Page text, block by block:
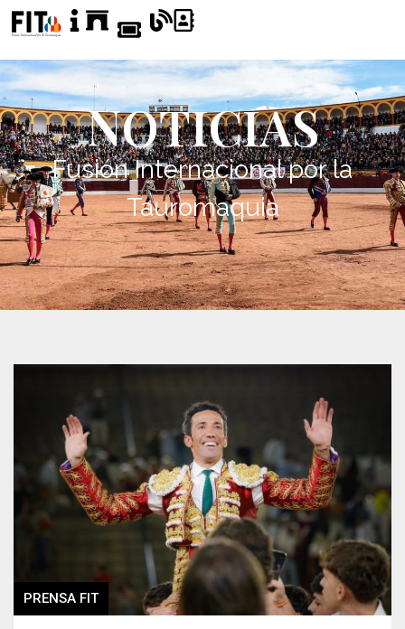
NOTICIAS
Fusión Internacional por la
Tauromaquia
PRENSA FIT